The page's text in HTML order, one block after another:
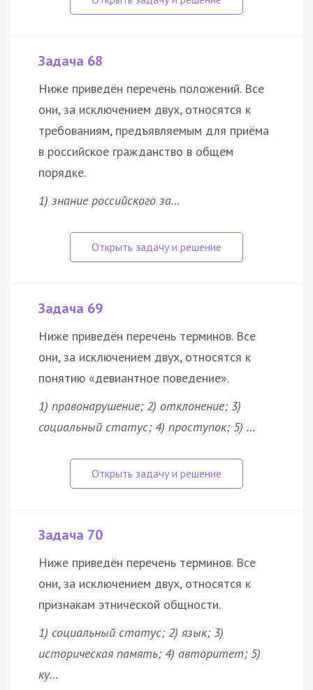
Задача 68
Ниже приведён перечень положений. Все
они, за исключением двух, относятся к
требованиям, предъявляемым для приёма
в российское гражданство в общем
порядке.
1) знание российского за…
Задача 69
Ниже приведён перечень терминов. Все
они, за исключением двух, относятся к
понятию «девиантное поведение».
1) правонарушение; 2) отклонение; 3)
социальный статус; 4) проступок; 5) …
Задача 70
Ниже приведён перечень терминов. Все
они, за исключением двух, относятся к
признакам этнической общности.
1) социальный статус; 2) язык; 3)
историческая память; 4) авторитет; 5)
ку…